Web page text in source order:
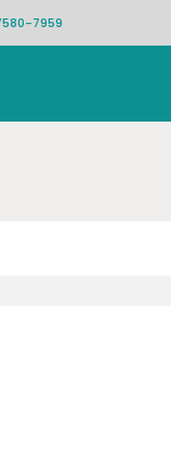
7959